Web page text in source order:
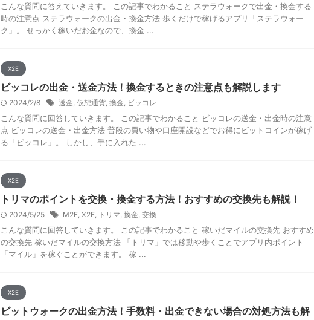
こんな質問に答えていきます。 この記事でわかること ステラウォークで出金・換金する
時の注意点 ステラウォークの出金・換金方法 歩くだけで稼げるアプリ「ステラウォー
ク」。 せっかく稼いだお金なので、換金 ...
X2E
ビッコレの出金・送金方法！換金するときの注意点も解説します
2024/2/8 送金, 仮想通貨, 換金, ビッコレ
こんな質問に回答していきます。 この記事でわかること ビッコレの送金・出金時の注意
点 ビッコレの送金・出金方法 普段の買い物や口座開設などでお得にビットコインが稼げ
る「ビッコレ」。 しかし、手に入れた ...
X2E
トリマのポイントを交換・換金する方法！おすすめの交換先も解説！
2024/5/25 M2E, X2E, トリマ, 換金, 交換
こんな質問に回答していきます。 この記事でわかること 稼いだマイルの交換先 おすすめ
の交換先 稼いだマイルの交換方法 「トリマ」では移動や歩くことでアプリ内ポイント
「マイル」を稼ぐことができます。 稼 ...
X2E
ビットウォークの出金方法！手数料・出金できない場合の対処方法も解